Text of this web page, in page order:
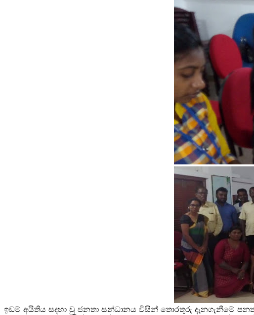
ඉඩම් අයිතිය සදහා වු ජනතා සන්ධානය විසින් තොරතුරු දැනගැනීමේ